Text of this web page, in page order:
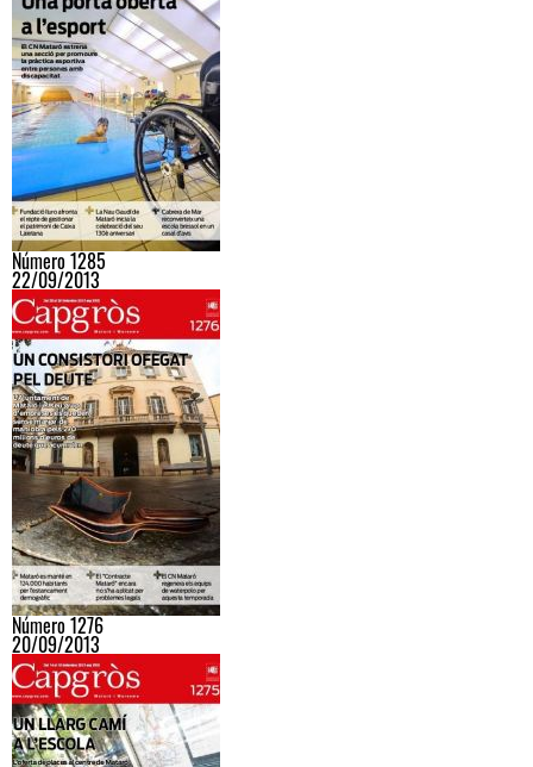
Número 1285
22/09/2013
Número 1276
20/09/2013